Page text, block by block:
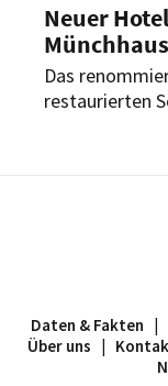
Neuer
Das
restaurierten
Daten & Fakten |
Über uns |